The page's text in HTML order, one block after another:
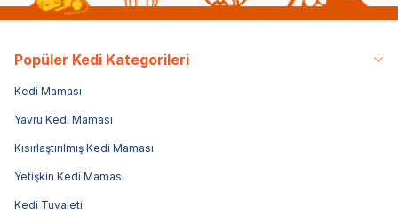
Popüler Kedi Kategorileri
Kedi Maması
Yavru Kedi Maması
Kısırlaştırılmış Kedi Maması
Yetişkin Kedi Maması
Kedi Tuvaleti